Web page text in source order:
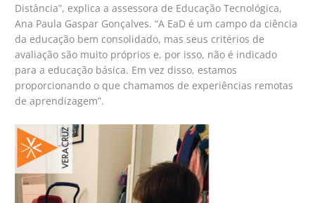
Distância”, explica a assessora de Educação Tecnológica,
Ana Paula Gaspar Gonçalves. “A EaD é um campo da ciência
da educação bem consolidado, mas seus critérios de
avaliação são muito próprios e, por isso, não é indicado
para a educação básica. Em vez disso, estamos
proporcionando o que chamamos de experiências remotas
de aprendizagem”.